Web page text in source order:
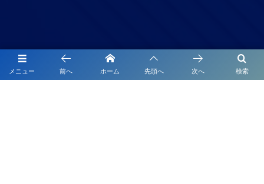
メニュー 検索
前へ ホーム 先頭へ 次へ